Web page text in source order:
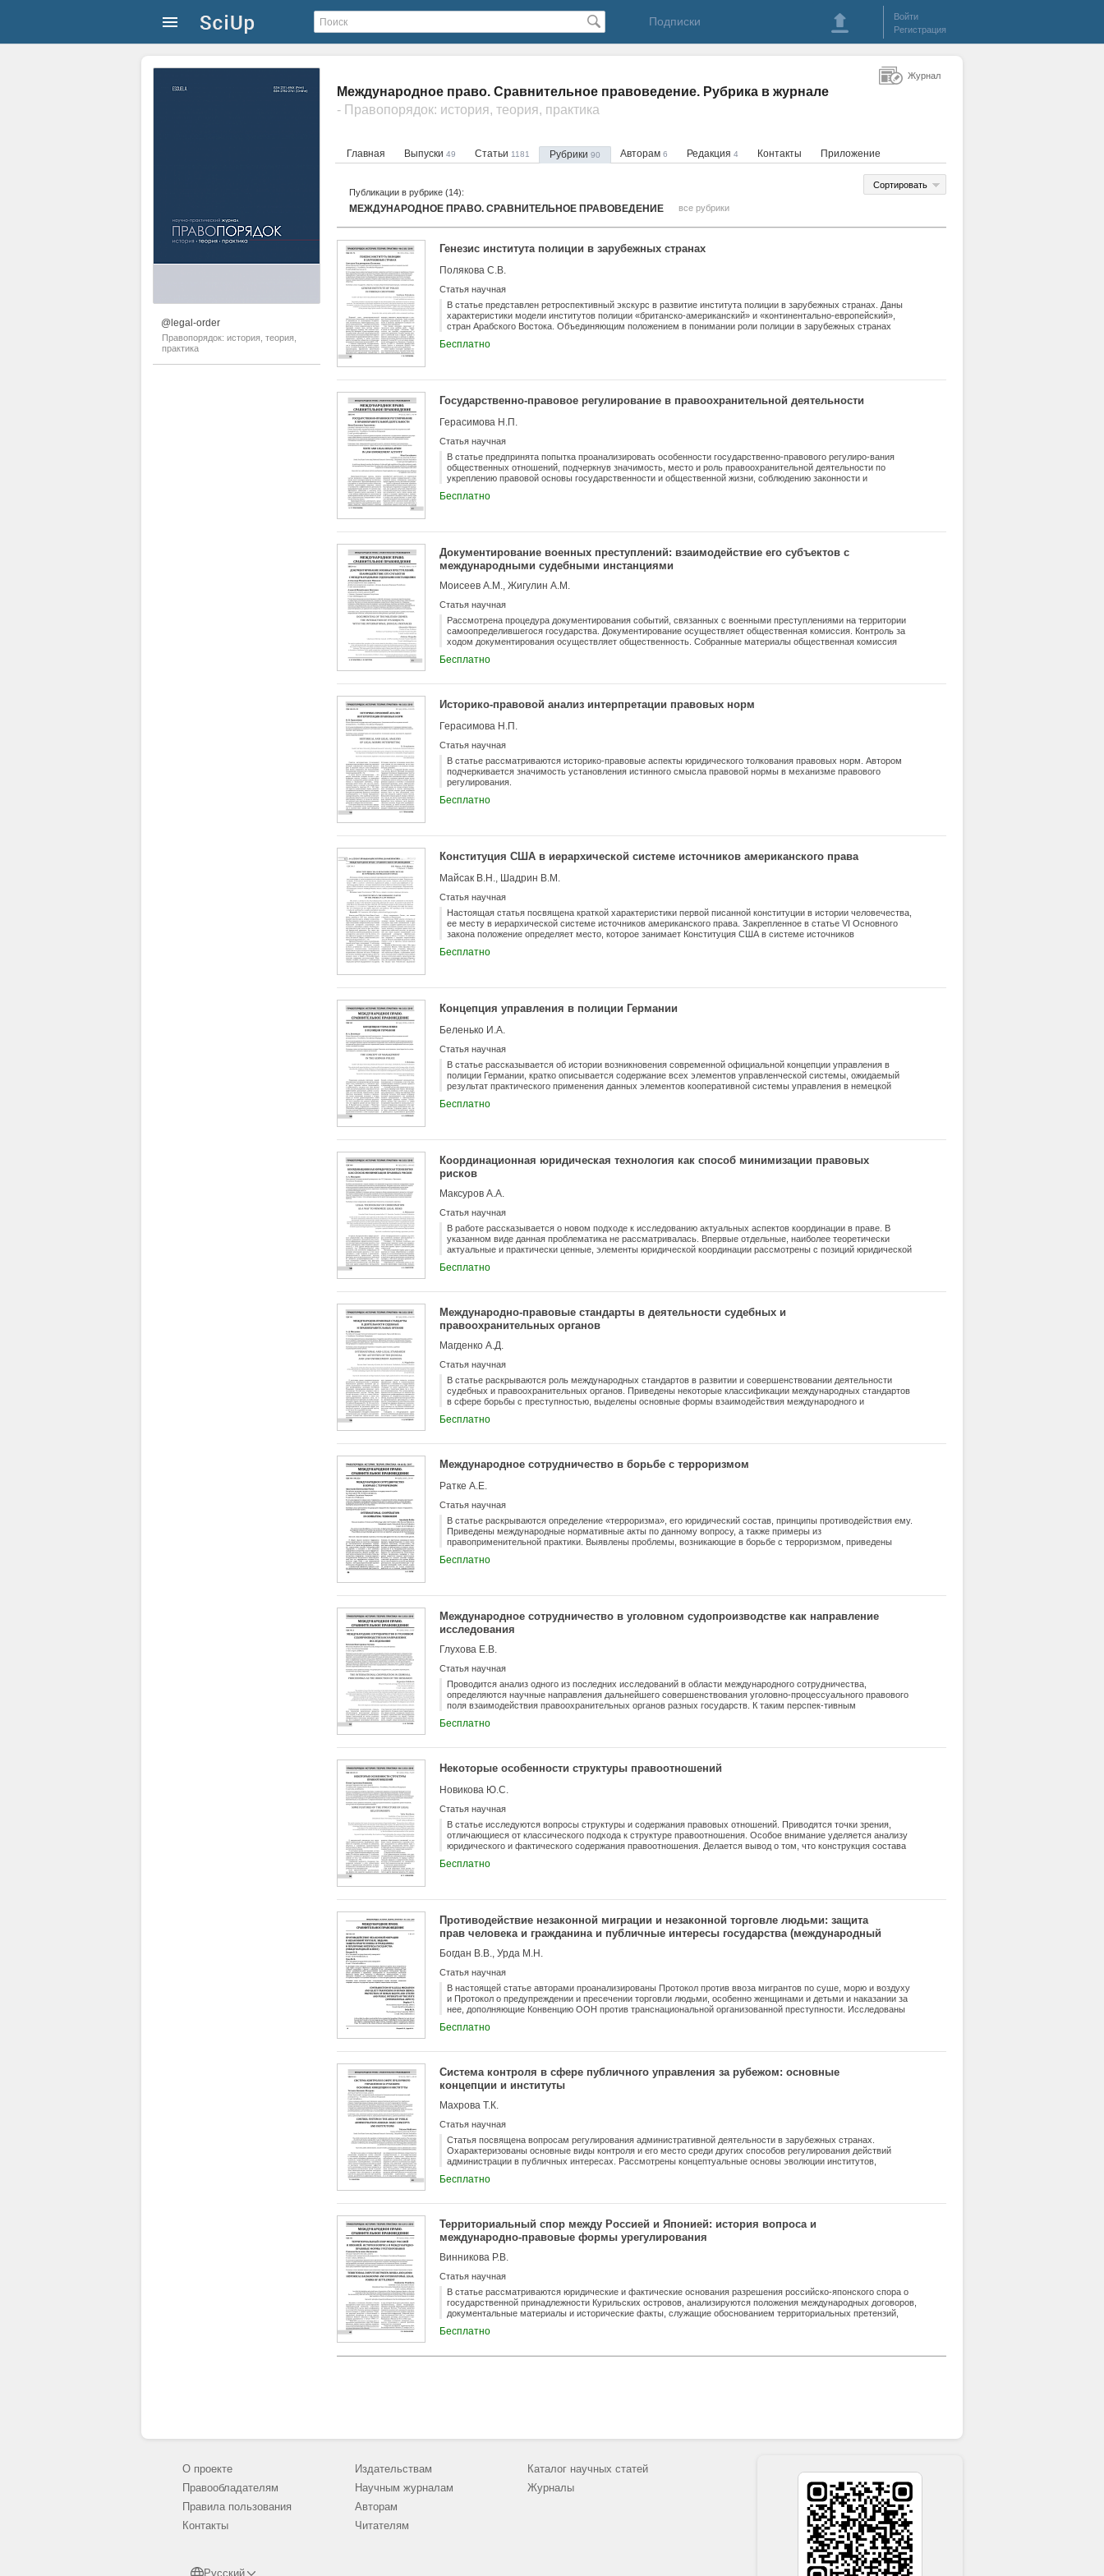
Подписки
Войти
Регистрация
@legal-order
Правопорядок: история, теория,
практика
Международное право. Сравнительное правоведение. Рубрика в журнале
- Правопорядок: история, теория, практика
Главная Выпуски 49 Статьи 1181 Рубрики 90 Авторам 6 Редакция 4 Контакты Приложение
Сортировать
Публикации в рубрике (14):
МЕЖДУНАРОДНОЕ ПРАВО. СРАВНИТЕЛЬНОЕ ПРАВОВЕДЕНИЕ все рубрики
Генезис института полиции в зарубежных странах
Полякова С.В.
Статья научная
В статье представлен ретроспективный экскурс в развитие института полиции в зарубежных странах. Даны
характеристики модели институтов полиции «британско-американский» и «континентально-европейский»,
стран Арабского Востока. Объединяющим положением в понимании роли полиции в зарубежных странах
порядка и борьба с преступностью. На современном этапе «силовые модели» правоохранительной
Бесплатно
Государственно-правовое регулирование в правоохранительной деятельности
Герасимова Н.П.
Статья научная
В статье предпринята попытка проанализировать особенности государственно-правового регулиро-вания
общественных отношений, подчеркнув значимость, место и роль правоохранительной деятельности по
укреплению правовой основы государственности и общественной жизни, соблюдению законности и
Бесплатно
Документирование военных преступлений: взаимодействие его субъектов с
международными судебными инстанциями
Моисеев А.М., Жигулин А.М.
Статья научная
Рассмотрена процедура документирования событий, связанных с военными преступлениями на территории
самоопределившегося государства. Документирование осуществляет общественная комиссия. Контроль за
ходом документирования осуществляет общественность. Собранные материалы общественная комиссия
Реализован информационный поход к формированию заключения общественной комиссии. Конкретизированы
судебными инстанциями.
Бесплатно
Историко-правовой анализ интерпретации правовых норм
Герасимова Н.П.
Статья научная
В статье рассматриваются историко-правовые аспекты юридического толкования правовых норм. Автором
подчеркивается значимость установления истинного смысла правовой нормы в механизме правового
регулирования.
Бесплатно
Конституция США в иерархической системе источников американского права
Майсак В.Н., Шадрин В.М.
Статья научная
Настоящая статья посвящена краткой характеристики первой писанной конституции в истории человечества,
ее месту в иерархической системе источников американского права. Закрепленное в статье VI Основного
закона положение определяет место, которое занимает Конституция США в системе источников
всеми другими источниками права. Конституция США обладает высшей юридической силой и высшим
Бесплатно
Концепция управления в полиции Германии
Беленько И.А.
Статья научная
В статье рассказывается об истории возникновения современной официальной концепции управления в
полиции Германии, кратко описывается содержание всех элементов управленческой системы, ожидаемый
результат практического применения данных элементов кооперативной системы управления в немецкой
Бесплатно
Координационная юридическая технология как способ минимизации правовых
рисков
Максуров А.А.
Статья научная
В работе рассказывается о новом подходе к исследованию актуальных аспектов координации в праве. В
указанном виде данная проблематика не рассматривалась. Впервые отдельные, наиболее теоретически
актуальные и практически ценные, элементы юридической координации рассмотрены с позиций юридической
Исследование обобщает основные научные позиции в сфере координационного процесса, учитывает
изменения. При этом работа основана на личном юридическом опыте автора в координационной сфере. В
Бесплатно
Международно-правовые стандарты в деятельности судебных и
правоохранительных органов
Магденко А.Д.
Статья научная
В статье раскрываются роль международных стандартов в развитии и совершенствовании деятельности
судебных и правоохранительных органов. Приведены некоторые классификации международных стандартов
в сфере борьбы с преступностью, выделены основные формы взаимодействия международного и
Бесплатно
Международное сотрудничество в борьбе с терроризмом
Ратке А.Е.
Статья научная
В статье раскрываются определение «терроризма», его юридический состав, принципы противодействия ему.
Приведены международные нормативные акты по данному вопросу, а также примеры из
правоприменительной практики. Выявлены проблемы, возникающие в борьбе с терроризмом, приведены
Бесплатно
Международное сотрудничество в уголовном судопроизводстве как направление
исследования
Глухова Е.В.
Статья научная
Проводится анализ одного из последних исследований в области международного сотрудничества,
определяются научные направления дальнейшего совершенствования уголовно-процессуального правового
поля взаимодействия правоохранительных органов разных государств. К таким перспек-тивным
которых подозреваются лица, находящиеся за пределами территории Российской Федерации; проработку
пресечения в виде заключения под стражу и о продлении срока действия этой меры пресечения в отсутствие
Бесплатно
Некоторые особенности структуры правоотношений
Новикова Ю.С.
Статья научная
В статье исследуются вопросы структуры и содержания правовых отношений. Приводятся точки зрения,
отличающиеся от классического подхода к структуре правоотношения. Особое внимание уделяется анализу
юридического и фактического содержания правоотношения. Делается вывод о том, что конструкция состава
трактовке обусловлены не только методологическим обновлением правовой науки, но и развитием и
Бесплатно
Противодействие незаконной миграции и незаконной торговле людьми: защита
прав человека и гражданина и публичные интересы государства (международный
аспект)
Богдан В.В., Урда М.Н.
Статья научная
В настоящей статье авторами проанализированы Протокол против ввоза мигрантов по суше, морю и воздуху
и Протокол о предупреждении и пресечении торговли людьми, особенно женщинами и детьми и наказании за
нее, дополняющие Конвенцию ООН против транснациональной организованной преступности. Исследованы
ввоза мигрантов в национальное законодательство, а также приведены основания для разграничения понятий
перемещение.
Бесплатно
Система контроля в сфере публичного управления за рубежом: основные
концепции и институты
Махрова Т.К.
Статья научная
Статья посвящена вопросам регулирования административной деятельности в зарубежных странах.
Охарактеризованы основные виды контроля и его место среди других способов регулирования действий
администрации в публичных интересах. Рассмотрены концептуальные основы эволюции институтов,
публичного управления как деятельности по предоставлению публичных услуг. Статья содержит
зарубежных стран».
Бесплатно
Территориальный спор между Россией и Японией: история вопроса и
международно-правовые формы урегулирования
Винникова Р.В.
Статья научная
В статье рассматриваются юридические и фактические основания разрешения российско-японского спора о
государственной принадлежности Курильских островов, анализируются положения международных договоров,
документальные материалы и исторические факты, служащие обоснованием территориальных претензий,
Бесплатно
Журнал
О проекте
Правообладателям
Правила пользования
Контакты
Русский
Издательствам
Научным журналам
Авторам
Читателям
Каталог научных статей
Журналы